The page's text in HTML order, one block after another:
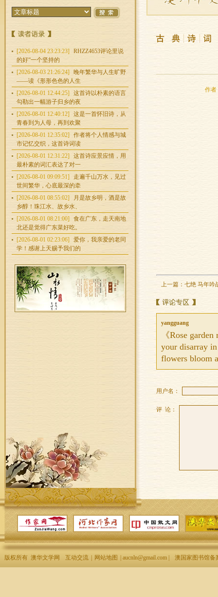
[2026-08-04 23:23:23]
RHZZ4653评论里说
的好“一个坚持的
[2026-08-03 21:26:24]
晚年繁华与人生旷野
——读《形形色色的人生
[2026-08-01 12:44:25]
这首诗以朴素的语言
勾勒出一幅游子归乡的夜
[2026-08-01 12:40:12]
这是一首怀旧诗，从
青春到为人母，再到欢聚
[2026-08-01 12:35:02]
作者将个人情感与城
市记忆交织，这首诗词读
[2026-08-01 12:31:22]
这首诗应景应情，用
最朴素的词汇表达了对一
[2026-08-01 09:09:51]
走遍千山万水，见过
世间繁华，心底最深的牵
[2026-08-01 08:55:02]
月是故乡明，酒是故
乡醇！珠江水、故乡水、
[2026-08-01 08:21:00]
食在广东，走天南地
北还是觉得广东菜好吃。
[2026-08-01 02:23:06]
爱你，我亲爱的老同
学！感谢上天赐予我们的
作者
上一篇： 七绝 马年吟
yangguang
《Rose
your disarray
flowers bloom
用户名：
评 论：
版权所有 澳华文学网 互动交流 网站地图 | aucnln@gmail.com | 澳国家图书馆备